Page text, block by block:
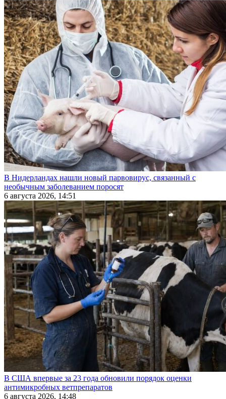
В Нидерландах нашли новый парвовирус, связанный с
необычным заболеванием поросят
6 августа 2026, 14:51
В США впервые за 23 года обновили порядок оценки
антимикробных ветпрепаратов
6 августа 2026, 14:48